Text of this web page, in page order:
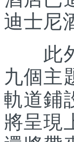
迪士尼
此外
九個主
軌道鋪
將呈現